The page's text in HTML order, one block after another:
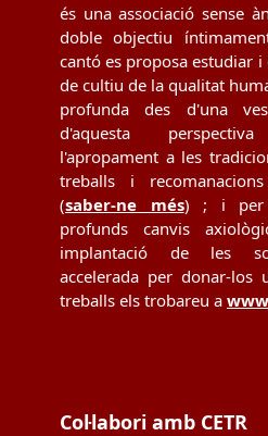
és una associació sense
doble objectiu
cantó es proposa estudiar
de cultiu de la qualitat
profunda des d'una
d'aquesta
l'apropament a les
treballs i
(saber-ne més) ; i per
profunds canvis
implantació de les
accelerada per donar-los
treballs els trobareu a
Col·labori amb CETR